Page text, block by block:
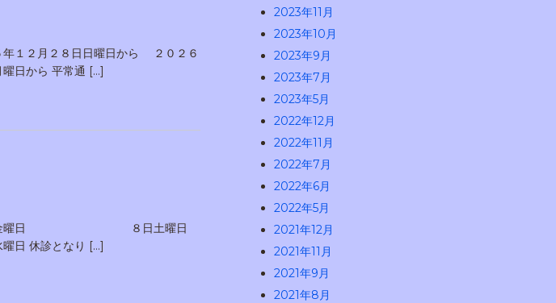
１２月２８日日曜日から ２０２６
から 平常通 […]
曜日 ８日土曜日
となり […]
2023年11月
2023年10月
2023年9月
2023年7月
2023年5月
2022年12月
2022年11月
2022年7月
2022年6月
2022年5月
2021年12月
2021年11月
2021年9月
2021年8月